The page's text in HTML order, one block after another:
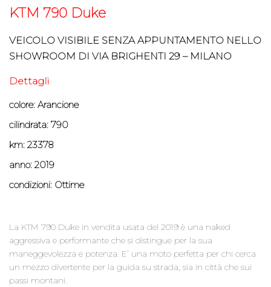
KTM 790 Duke
VEICOLO VISIBILE SENZA APPUNTAMENTO NELLO
SHOWROOM DI VIA BRIGHENTI 29 – MILANO
Dettagli
colore: Arancione
cilindrata: 790
km: 23378
anno: 2019
condizioni: Ottime
La KTM 790 Duke in vendita usata del 2019 è una naked
aggressiva e performante che si distingue per la sua
maneggevolezza e potenza. E’ una moto perfetta per chi cerca
un mezzo divertente per la guida su strada, sia in città che sui
passi montani.